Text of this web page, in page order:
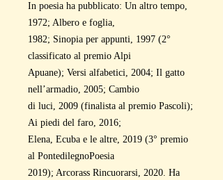
In poesia ha pubblicato: Un altro tempo,
1972; Albero e foglia,
1982; Sinopia per appunti, 1997 (2°
classificato al premio Alpi
Apuane); Versi alfabetici, 2004; Il gatto
nell’armadio, 2005; Cambio
di luci, 2009 (finalista al premio Pascoli);
Ai piedi del faro, 2016;
Elena, Ecuba e le altre, 2019 (3° premio
al PontedilegnoPoesia
2019); Arcorass Rincuorarsi, 2020. Ha